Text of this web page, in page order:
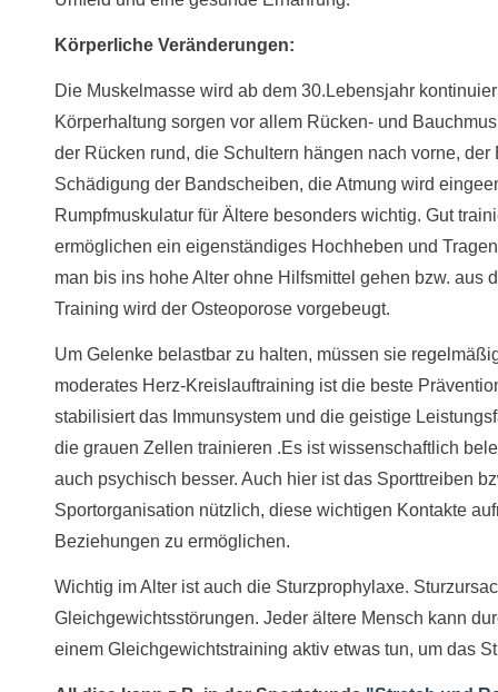
Körperliche Veränderungen:
Die Muskelmasse wird ab dem 30.Lebensjahr
Körperhaltung sorgen vor allem Rücken- und
der Rücken rund, die Schultern hängen nach vorne,
Schädigung der Bandscheiben, die Atmung wird
Rumpfmuskulatur für Ältere besonders wichtig. Gut
ermöglichen ein eigenständiges Hochheben und
man bis ins hohe Alter ohne Hilfsmittel gehen bzw. aus
Training wird der Osteoporose vorgebeugt.
Um Gelenke belastbar zu halten, müssen sie
moderates Herz-Kreislauftraining ist die beste
stabilisiert das Immunsystem und die geistige
die grauen Zellen trainieren .Es ist wissenschaftlich
auch psychisch besser. Auch hier ist das Sporttreiben
Sportorganisation nützlich, diese wichtigen Kontakte
Beziehungen zu ermöglichen.
Wichtig im Alter ist auch die Sturzprophylaxe.
Gleichgewichtsstörungen. Jeder ältere Mensch kann
einem Gleichgewichtstraining aktiv etwas tun, um das